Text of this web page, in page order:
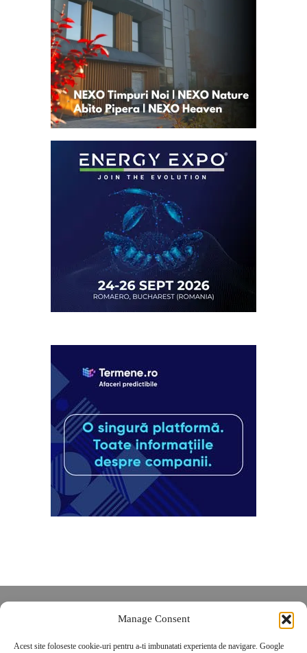
Manage Consent
Acest site foloseste cookie-uri pentru a-ti imbunatati experienta de navigare. Google
POLITICĂ DE CONFIDENȚIALITATE